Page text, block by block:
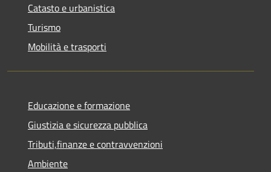
Catasto e urbanistica
Turismo
Mobilità e trasporti
Educazione e formazione
Giustizia e sicurezza pubblica
Tributi,finanze e contravvenzioni
Ambiente